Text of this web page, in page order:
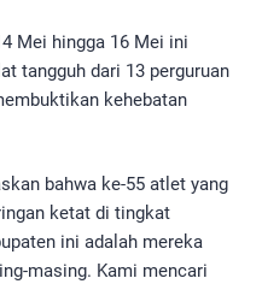
Mei hingga 16 Mei ini
tangguh dari 13 perguruan
kehebatan
bahwa ke-55 atlet yang
ketat di tingkat
ini adalah mereka
masing. Kami mencari